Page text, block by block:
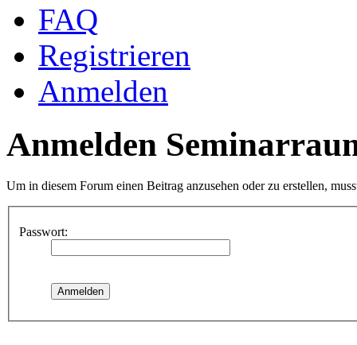
FAQ
Registrieren
Anmelden
Anmelden
Um in diesem Forum einen Beitrag anzusehen oder zu erstellen,
Passwort: